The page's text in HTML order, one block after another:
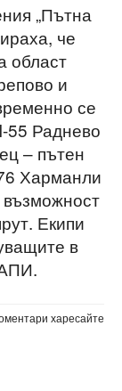
„Пътна
че
област
и
се
55 Раднево
– пътен
Харманли
Екипи
в
харесайте